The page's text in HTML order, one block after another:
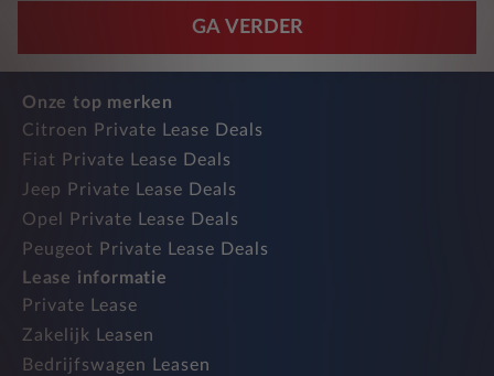
GA VERDER
Onze top merken
Citroen Private Lease Deals
Fiat Private Lease Deals
Jeep Private Lease Deals
Opel Private Lease Deals
Peugeot Private Lease Deals
Lease informatie
Private Lease
Zakelijk Leasen
Bedrijfswagen Leasen